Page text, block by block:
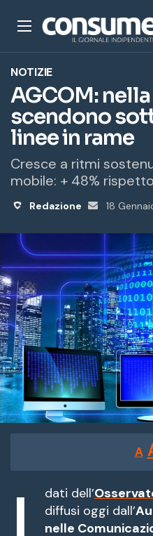
Menu
NOTIZIE
AGCOM:
scendono
linee in rame
Cresce a ritmi
mobile: + 48%
Redazione
Invia
18
A
dati dell’
diffusi oggi dall’
nelle